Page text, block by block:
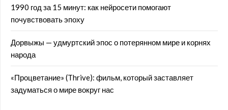
1990 год за 15 минут: как нейросети помогают
почувствовать эпоху
Дорвыжы — удмуртский эпос о потерянном мире и корнях
народа
«Процветание» (Thrive): фильм, который заставляет
задуматься о мире вокруг нас